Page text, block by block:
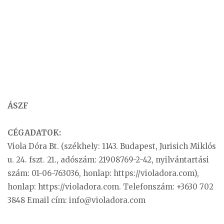
ÁSZF
CÉGADATOK:
Viola Dóra Bt. (székhely: 1143. Budapest, Jurisich Miklós
u. 24. fszt. 21., adószám: 21908769-2-42, nyilvántartási
szám: 01-06-763036, honlap: https://violadora.com),
honlap: https://violadora.com. Telefonszám: +3630 702
3848 Email cím: info@violadora.com